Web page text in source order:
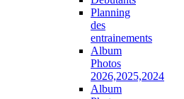
Planning
des
entrainements
Album
Photos
2026,2025,2024
Album